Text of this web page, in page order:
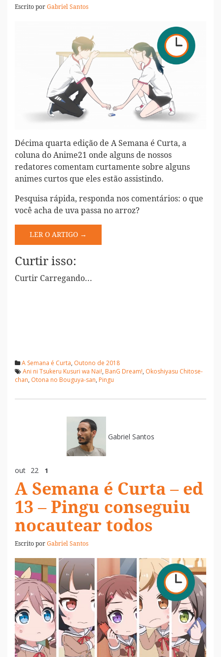
Escrito porGabriel Santos
Décima quarta edição de A Semana é Curta, a
coluna do Anime21 onde alguns de nossos
redatores comentam curtamente sobre alguns
animes curtos que eles estão assistindo.
Pesquisa rápida, responda nos comentários: o que
você acha de uva passa no arroz?
LER O ARTIGO →
Curtir isso:
Curtir Carregando...
A Semana é Curta, Outono de 2018
Ani ni Tsukeru Kusuri wa Nai!, BanG Dream!, Okoshiyasu Chitose-
chan, Otona no Bouguya-san, Pingu
Gabriel Santos
out 22 1
A Semana é Curta – ed
13 – Pingu conseguiu
nocautear todos
Escrito porGabriel Santos